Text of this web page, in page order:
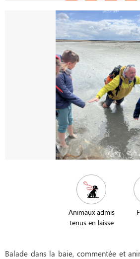
Animaux admis
tenus en laisse
Balade dans la baie, commentée et